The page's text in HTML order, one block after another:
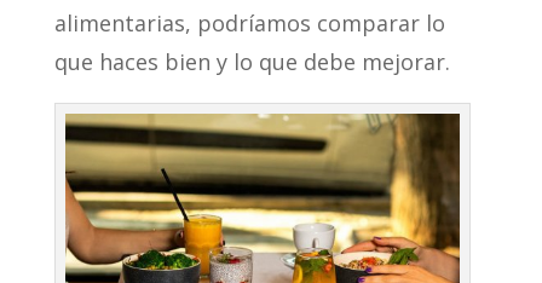
alimentarias, podríamos comparar lo
que haces bien y lo que debe mejorar.